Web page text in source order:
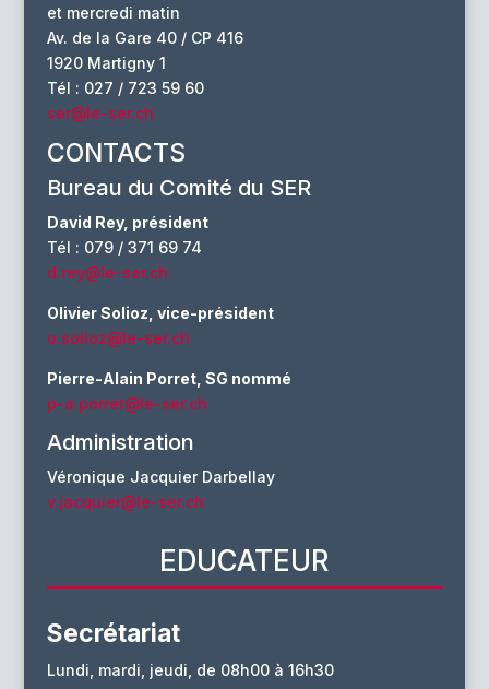
et mercredi matin
Av. de la Gare 40 / CP 416
1920 Martigny 1
Tél : 027 / 723 59 60
ser@le-ser.ch
CONTACTS
Bureau du Comité du SER
David Rey, président
Tél : 079 / 371 69 74
d.rey@le-ser.ch
Olivier Solioz, vice-président
o.solioz@le-ser.ch
Pierre-Alain Porret, SG nommé
p-a.porret@le-ser.ch
Administration
Véronique Jacquier Darbellay
v.jacquier@le-ser.ch
EDUCATEUR
Secrétariat
Lundi, mardi, jeudi, de 08h00 à 16h30